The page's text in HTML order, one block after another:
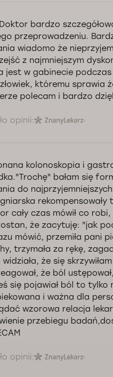
jakości świadczonych usług
bardzo
przeprowadzeniu.
wiadomo że
z najmniejszym
jest w gabinecie podczas
któremu sprawia
polecam i bardzo
opinii:
kolonoskopia i
bałam się
do
cały czas mówił co
że zacytuję: "jak
mówić, przemiła pani
trzymała za rękę,
że się
że ból
się pojawiał ból to tylko
i ważna dla
wzorowa relacja
przebiegu
opinii: